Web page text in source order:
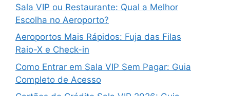
Sala VIP ou Restaurante: Qual a Melhor
Escolha no Aeroporto?
Aeroportos Mais Rápidos: Fuja das Filas
Raio-X e Check-in
Como Entrar em Sala VIP Sem Pagar: Guia
Completo de Acesso